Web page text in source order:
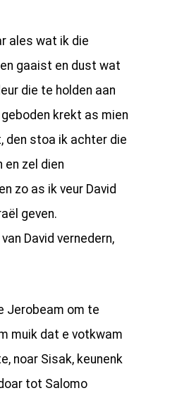
ales wat ik die
gaaist en dust wat
die te holden aan
krekt as mien
den stoa ik achter die
en zel dien
zo as ik veur David
geven.
David vernedern,
Jerobeam om te
muik dat e votkwam
noar Sisak, keunenk
tot Salomo